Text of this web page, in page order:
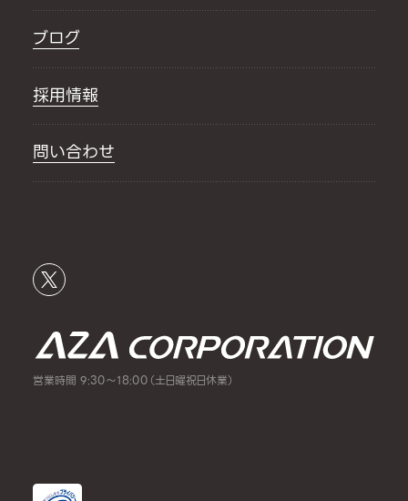
ブログ
採用情報
問い合わせ
営業時間 9:30～18:00（土日曜祝日休業）